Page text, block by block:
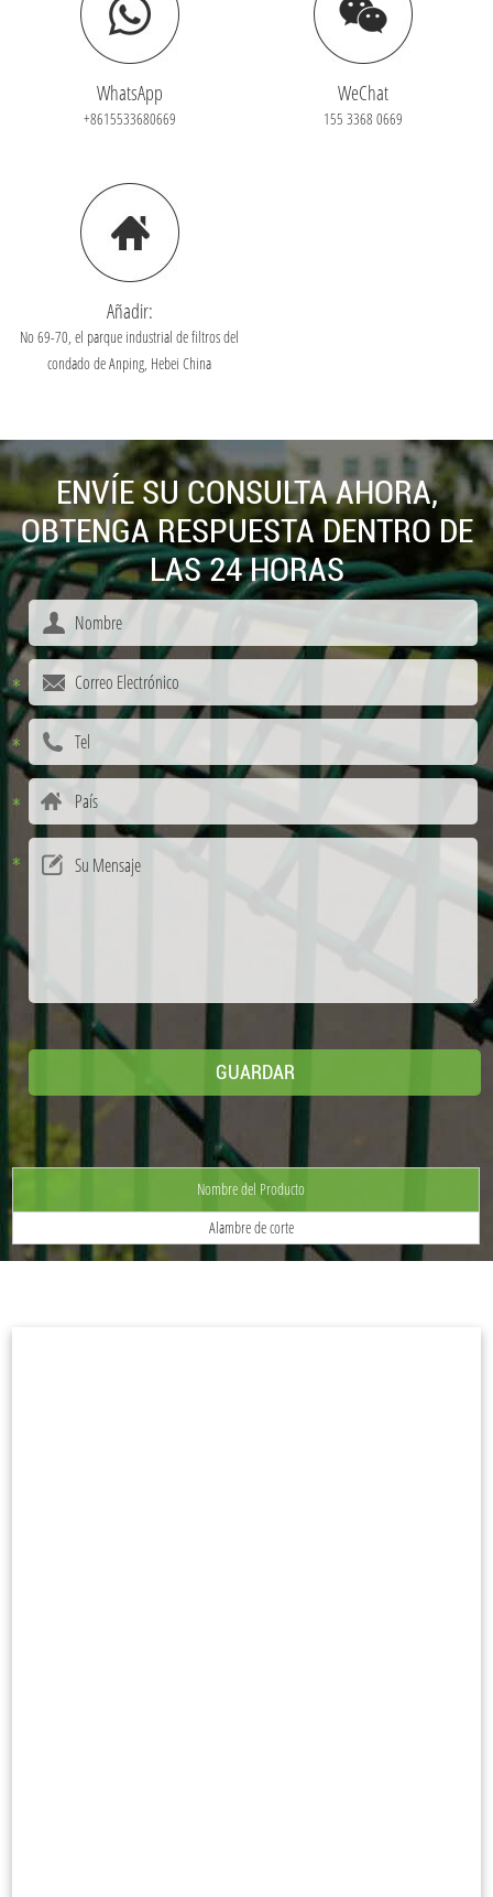
WhatsApp
+8615533680669
WeChat
155 3368 0669
Añadir:
No 69-70, el parque industrial de filtros del
condado de Anping, Hebei China
ENVÍE SU CONSULTA AHORA,
OBTENGA RESPUESTA DENTRO DE
LAS 24 HORAS
Nombre del Producto
Alambre de corte